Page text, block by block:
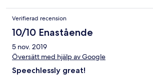
Verifierad recension
10/10 Enastående
5 nov. 2019
Översätt med hjälp av Google
Speechlessly great!